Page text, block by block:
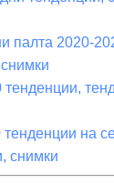
палта 2020-
на
снимки